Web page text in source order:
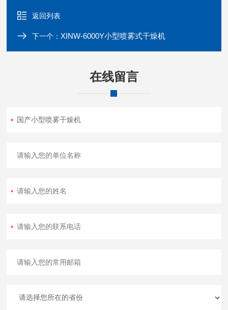
返回列表
下一个：XINW-6000Y小型喷雾式干燥机
在线留言